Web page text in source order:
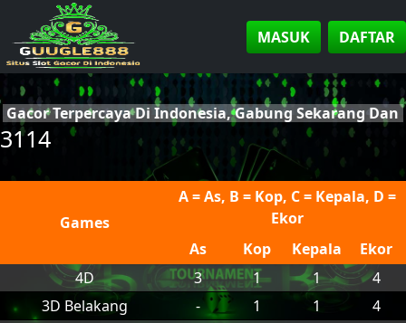
MASUK DAFTAR
Terpercaya Di Indonesia, Gabung Sekarang Dan
3114
Games
A = As, B = Kop, C = Kepala, D =
Ekor
As
Kop Kepala
Ekor
4D
3 1 1
4
3D Belakang
- 1 1
4